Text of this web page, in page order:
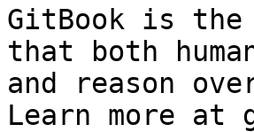
GitBook is the
that both
and reason
Learn more at